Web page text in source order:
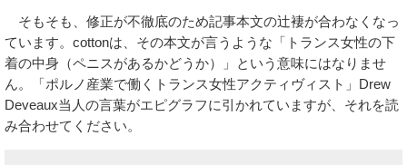
そもそも、修正が不徹底のため記事本文の辻褄が合わなくなっ
ています。cottonは、その本文が言うような「トランス女性の下
着の中身（ペニスがあるかどうか）」という意味にはなりませ
ん。「ポルノ産業で働くトランス女性アクティヴィスト」Drew
Deveaux当人の言葉がエピグラフに引かれていますが、それを読
み合わせてください。